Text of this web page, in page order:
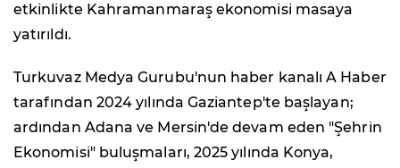
etkinlikte Kahramanmaraş ekonomisi masaya
yatırıldı.
Turkuvaz Medya Gurubu'nun haber kanalı A Haber
tarafından 2024 yılında Gaziantep'te başlayan;
ardından Adana ve Mersin'de devam eden "Şehrin
Ekonomisi" buluşmaları, 2025 yılında Konya,